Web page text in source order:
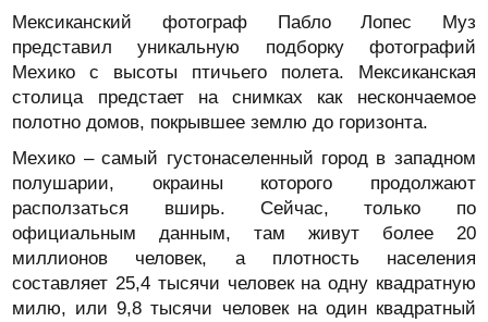
Мексиканский фотограф Пабло Лопес Муз
представил уникальную подборку фотографий
Мехико с высоты птичьего полета. Мексиканская
столица предстает на снимках как нескончаемое
полотно домов, покрывшее землю до горизонта.
Мехико – самый густонаселенный город в западном
полушарии, окраины которого продолжают
расползаться вширь. Сейчас, только по
официальным данным, там живут более 20
миллионов человек, а плотность населения
составляет 25,4 тысячи человек на одну квадратную
милю, или 9,8 тысячи человек на один квадратный